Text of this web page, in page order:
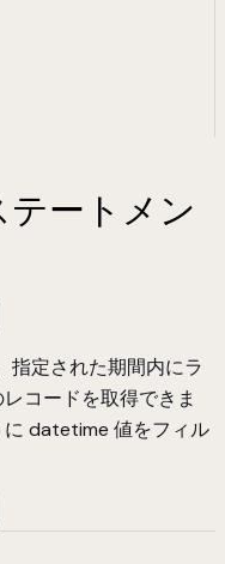
ートメン
指定された期間内にラ
コードを取得できま
datetime 値をフィル